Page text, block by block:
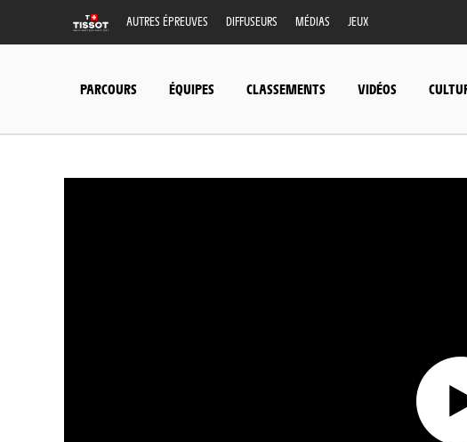
AUTRES ÉPREUVES DIFFUSEURS MÉDIAS JEUX
PARCOURS ÉQUIPES CLASSEMENTS VIDÉOS